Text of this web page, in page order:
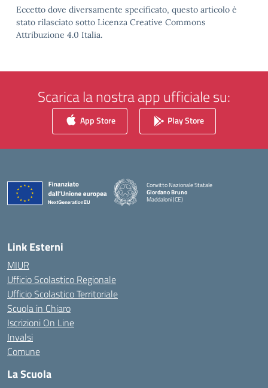
Eccetto dove diversamente specificato, questo articolo è
stato rilasciato sotto Licenza Creative Commons
Attribuzione 4.0 Italia.
Scarica la nostra app ufficiale su:
App Store Play Store
Convitto Nazionale Statale
Giordano Bruno
Maddaloni (CE)
Link Esterni
MIUR
Ufficio Scolastico Regionale
Ufficio Scolastico Territoriale
Scuola in Chiaro
Iscrizioni On Line
Invalsi
Comune
La Scuola